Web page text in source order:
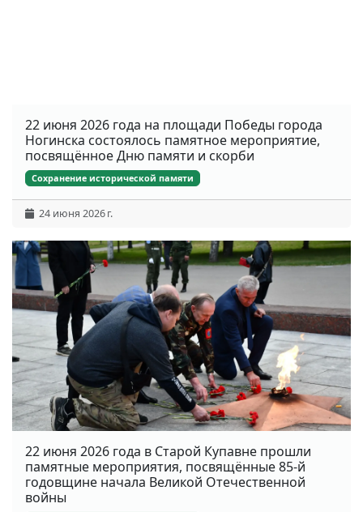
22 июня 2026 года на площади Победы города
Ногинска состоялось памятное мероприятие,
посвящённое Дню памяти и скорби
Сохранение исторической памяти
24 июня 2026 г.
22 июня 2026 года в Старой Купавне прошли
памятные мероприятия, посвящённые 85-й
годовщине начала Великой Отечественной
войны